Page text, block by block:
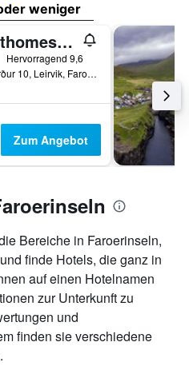
weniger
Visithomes Faroe Islands
Hervorragend 9,6
Áargarður 10, Leirvik, Faroerinseln
Zum Angebot
Bereiche in Faroerinseln,
finde Hotels, die ganz in
auf einen Hotelnamen
zur Unterkunft zu
und
finden sie verschiedene